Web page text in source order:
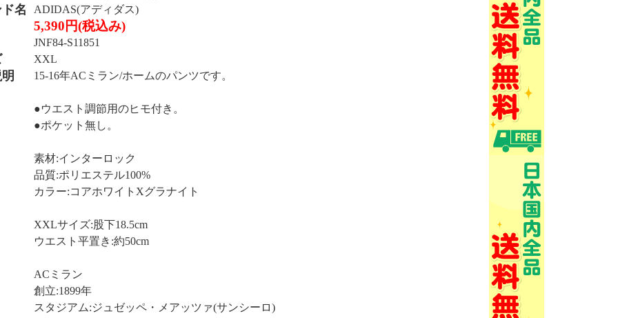
名 ADIDAS(アディダス)
5,390円(税込み)
JNF84-S11851
XXL
15-16年ACミラン/ホームのパンツです。
●ウエスト調節用のヒモ付き。
●ポケット無し。
素材:インターロック
品質:ポリエステル100%
カラー:コアホワイトXグラナイト
XXLサイズ:股下18.5cm
ウエスト平置き:約50cm
ACミラン
創立:1899年
スタジアム:ジュゼッペ・メアッツァ(サンシーロ)